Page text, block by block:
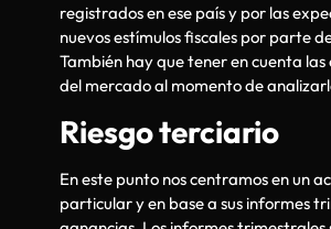
registrados en ese país y por las
nuevos estímulos fiscales por parte
También hay que tener en cuenta
del mercado al momento de
Riesgo terciario
En este punto nos centramos en un
particular y en base a sus informes